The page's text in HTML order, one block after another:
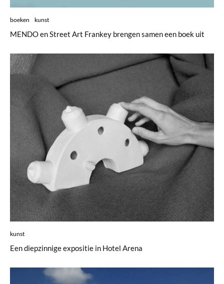
boeken kunst
MENDO en Street Art Frankey brengen samen een boek uit
kunst
Een diepzinnige expositie in Hotel Arena